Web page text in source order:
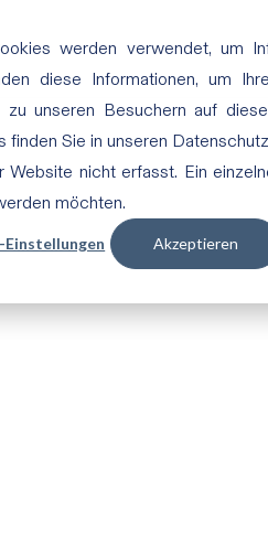
werden verwendet, um
diese Informationen, um
unseren Besuchern auf
Sie in unseren
nicht erfasst. Ein
möchten.
Einstellungen Akzeptieren